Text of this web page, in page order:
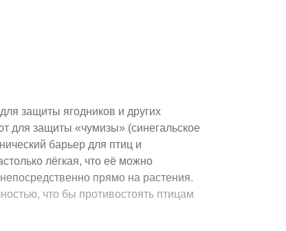
защиты ягодников и других
для защиты «чумизы» (синегальское
барьер для птиц и
лёгкая, что её можно
прямо на растения.
что бы противостоять птицам